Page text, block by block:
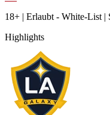
18+ | Erlaubt - White-List |
Highlights